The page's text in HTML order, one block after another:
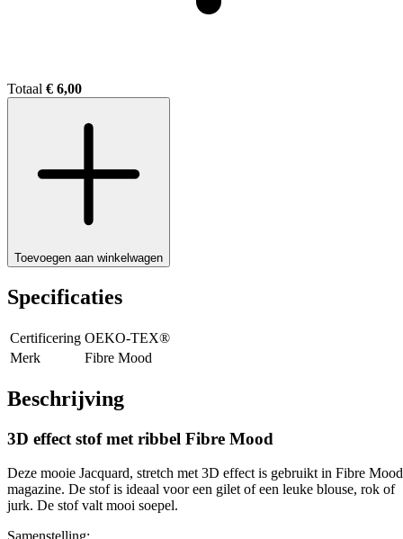
Totaal € 6,00
Toevoegen aan winkelwagen
Specificaties
Certificering OEKO-TEX®
Merk
Fibre Mood
Beschrijving
3D effect stof met ribbel Fibre Mood
Deze mooie Jacquard, stretch met 3D effect is gebruikt in Fibre Mood
magazine. De stof is ideaal voor een gilet of een leuke blouse, rok of
jurk. De stof valt mooi soepel.